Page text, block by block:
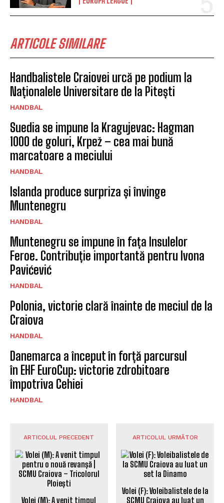
ARTICOLE SIMILARE
Handbalistele Craiovei urcă pe podium la
Naționalele Universitare de la Pitești
HANDBAL
Suedia se impune la Kragujevac: Hagman
1000 de goluri, Krpež – cea mai bună
marcatoare a meciului
HANDBAL
Islanda produce surpriza și învinge
Muntenegru
HANDBAL
Muntenegru se impune în fața Insulelor
Feroe. Contribuție importantă pentru Ivona
Pavićević
HANDBAL
Polonia, victorie clară înainte de meciul de la
Craiova
HANDBAL
Danemarca a început în forță parcursul
în EHF EuroCup: victorie zdrobitoare
împotriva Cehiei
HANDBAL
ARTICOLUL PRECEDENT
Volei (M): A venit timpul
ARTICOLUL URMĂTOR
Volei (F): Voleibalistele de la
SCMU Craiova au luat un